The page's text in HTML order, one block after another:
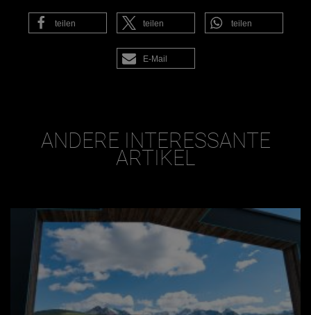
teilen teilen teilen
E-Mail
ANDERE INTERESSANTE
ARTIKEL